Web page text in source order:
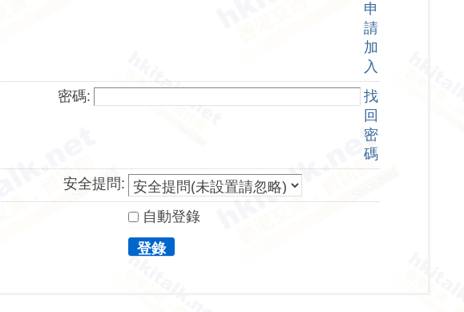
申
請
加
入
密碼:
找
回
密
碼
安全提問:
自動登錄
登錄